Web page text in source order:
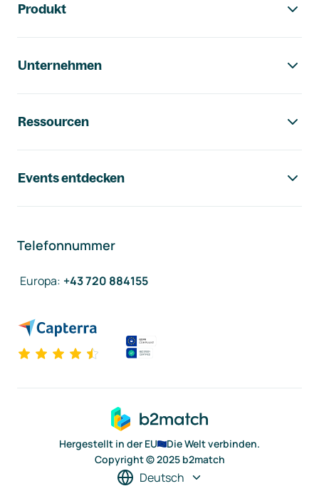
Produkt
Unternehmen
Ressourcen
Events entdecken
Telefonnummer
Europa: +43 720 884155
Hergestellt in der EU
Die Welt verbinden.
Copyright © 2025 b2match
Deutsch